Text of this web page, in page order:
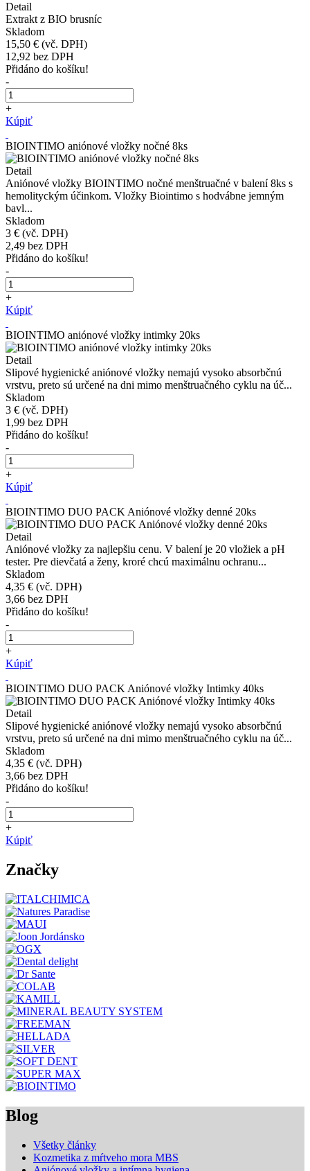
Detail
Extrakt z BIO brusníc
Skladom
15,50 € (vč. DPH)
12,92 bez DPH
Přidáno do košíku!
-
+
Kúpiť
BIOINTIMO aniónové vložky nočné 8ks
Detail
Aniónové vložky BIOINTIMO nočné menštruačné v balení 8ks s
hemolityckým účinkom. Vložky Biointimo s hodvábne jemným
bavl...
Skladom
3 € (vč. DPH)
2,49 bez DPH
Přidáno do košíku!
-
+
Kúpiť
BIOINTIMO aniónové vložky intimky 20ks
Detail
Slipové hygienické aniónové vložky nemajú vysoko absorbčnú
vrstvu, preto sú určené na dni mimo menštruačného cyklu na úč...
Skladom
3 € (vč. DPH)
1,99 bez DPH
Přidáno do košíku!
-
+
Kúpiť
BIOINTIMO DUO PACK Aniónové vložky denné 20ks
Detail
Aniónové vložky za najlepšiu cenu. V balení je 20 vložiek a pH
tester. Pre dievčatá a ženy, kroré chcú maximálnu ochranu...
Skladom
4,35 € (vč. DPH)
3,66 bez DPH
Přidáno do košíku!
-
+
Kúpiť
BIOINTIMO DUO PACK Aniónové vložky Intimky 40ks
Detail
Slipové hygienické aniónové vložky nemajú vysoko absorbčnú
vrstvu, preto sú určené na dni mimo menštruačného cyklu na úč...
Skladom
4,35 € (vč. DPH)
3,66 bez DPH
Přidáno do košíku!
-
+
Kúpiť
Značky
Blog
Všetky články
Kozmetika z mŕtveho mora MBS